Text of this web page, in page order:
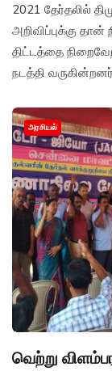
2021 தேர்தலில்
அறிவிப்புக்கு
திட்டத்தை
நடத்தி
வெளியிட்டுள்ளனர்.
அரசியல்
வெற்று